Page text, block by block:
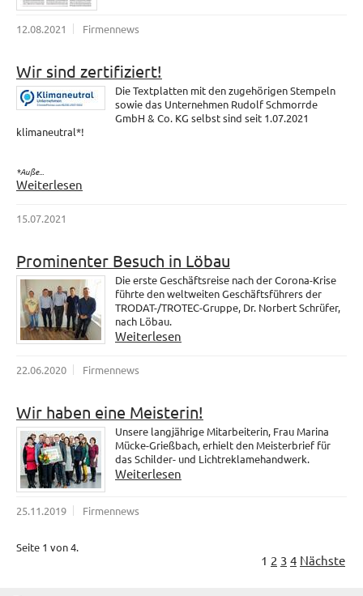
12.08.2021 Firmennews
Wir sind zertifiziert!
Die Textplatten mit den zugehörigen Stempeln
sowie das Unternehmen Rudolf Schmorrde
GmbH & Co. KG selbst sind seit 1.07.2021
klimaneutral*!
*Auße...
Weiterlesen
15.07.2021
Prominenter Besuch in Löbau
Die erste Geschäftsreise nach der Corona-Krise
führte den weltweiten Geschäftsführers der
TRODAT-/TROTEC-Gruppe, Dr. Norbert Schrüfer,
nach Löbau.
Weiterlesen
22.06.2020 Firmennews
Wir haben eine Meisterin!
Unsere langjährige Mitarbeiterin, Frau Marina
Mücke-Grießbach, erhielt den Meisterbrief für
das Schilder- und Lichtreklamehandwerk.
Weiterlesen
25.11.2019 Firmennews
Seite 1 von 4.
1 2 3 4 Nächste